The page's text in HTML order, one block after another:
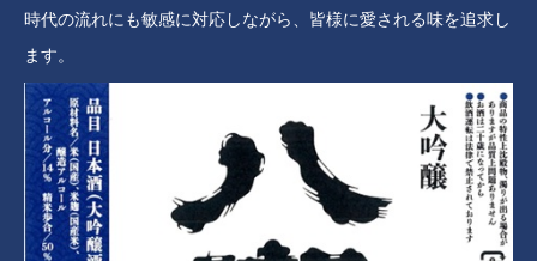
時代の流れにも敏感に対応しながら、皆様に愛される味を追求し
ます。